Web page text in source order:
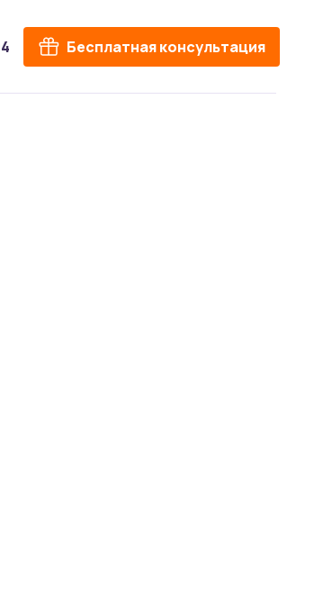
Бесплатная консультация